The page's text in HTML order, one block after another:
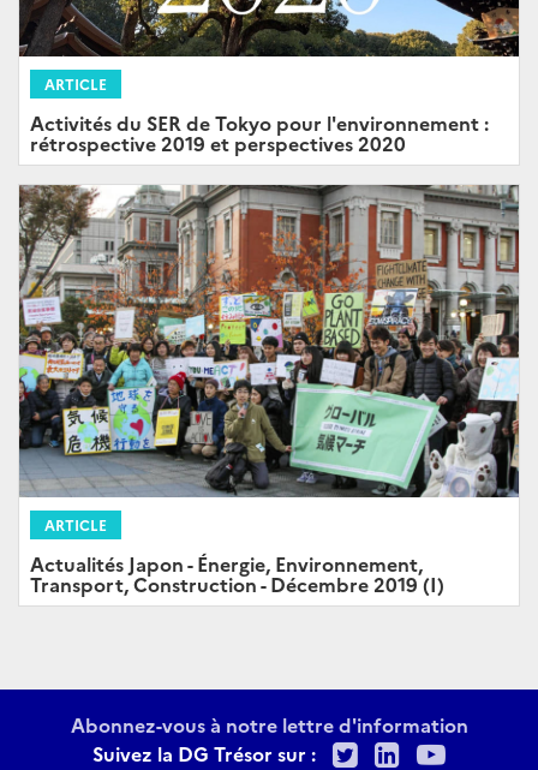
ARTICLE
Activités du SER de Tokyo pour l'environnement :
rétrospective 2019 et perspectives 2020
ARTICLE
Actualités Japon - Énergie, Environnement,
Transport, Construction - Décembre 2019 (I)
Abonnez-vous à notre lettre d'information
Suivez la DG Trésor sur :
TwitterLinkedIn